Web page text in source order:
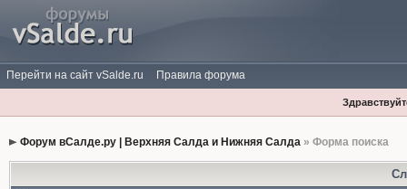
Перейти на сайт vSalde.ru Правила форума
Форум вСалде.ру | Верхняя Салда и Нижняя Салда» Форма поиска